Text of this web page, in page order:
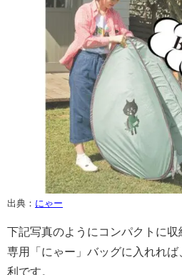
出典： にゃー
下記写真のようにコンパクトに収
専用「にゃー」バッグに入れれ
利です。